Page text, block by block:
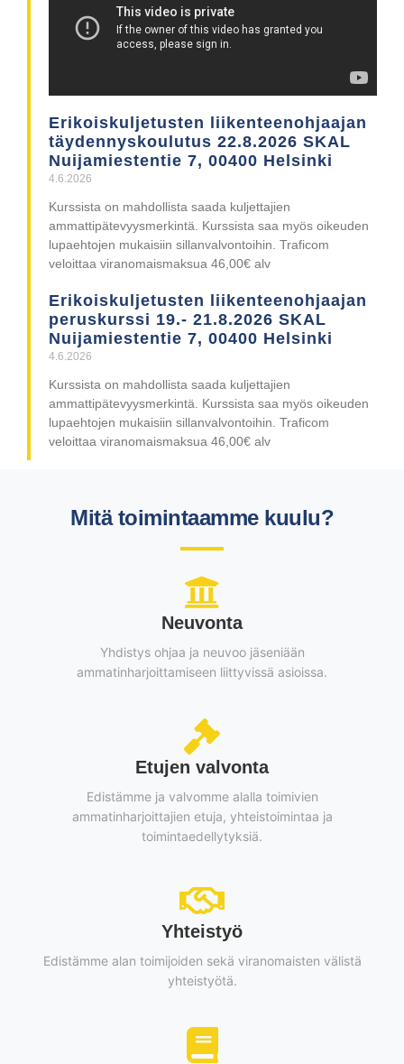
Erikoiskuljetusten liikenteenohjaajan
täydennyskoulutus 22.8.2026 SKAL
Nuijamiestentie 7, 00400 Helsinki
4.6.2026
Kurssista on mahdollista saada kuljettajien
ammattipätevyysmerkintä. Kurssista saa myös oikeuden
lupaehtojen mukaisiin sillanvalvontoihin. Traficom
veloittaa viranomaismaksua 46,00€ alv
Erikoiskuljetusten liikenteenohjaajan
peruskurssi 19.- 21.8.2026 SKAL
Nuijamiestentie 7, 00400 Helsinki
4.6.2026
Kurssista on mahdollista saada kuljettajien
ammattipätevyysmerkintä. Kurssista saa myös oikeuden
lupaehtojen mukaisiin sillanvalvontoihin. Traficom
veloittaa viranomaismaksua 46,00€ alv
Mitä toimintaamme kuulu?
Neuvonta
Yhdistys ohjaa ja neuvoo jäseniään
ammatinharjoittamiseen liittyvissä asioissa.
Etujen valvonta
Edistämme ja valvomme alalla toimivien
ammatinharjoittajien etuja, yhteistoimintaa ja
toimintaedellytyksiä.
Yhteistyö
Edistämme alan toimijoiden sekä viranomaisten välistä
yhteistyötä.